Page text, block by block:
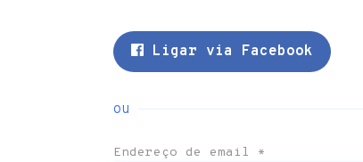
Ligar via Facebook
ou
Endereço de email *